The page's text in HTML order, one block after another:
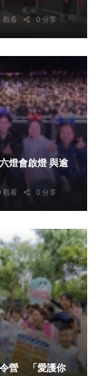
觀看 0 分享
啟燈 與逾
觀看 0 分享
令營 「愛護你